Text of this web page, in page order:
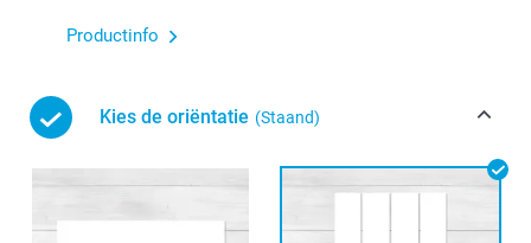
Productinfo
Kies de oriëntatie (Staand)